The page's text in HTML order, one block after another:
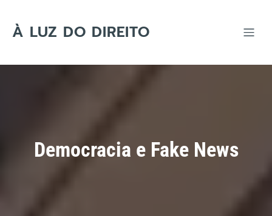
content
À LUZ DO DIREITO
Democracia e Fake News